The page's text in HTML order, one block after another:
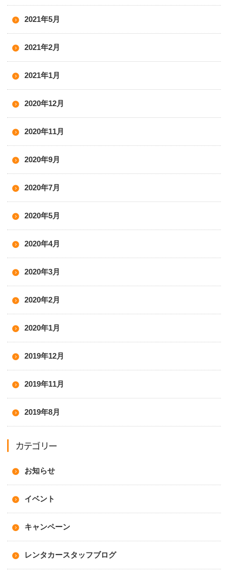
2021年5月
2021年2月
2021年1月
2020年12月
2020年11月
2020年9月
2020年7月
2020年5月
2020年4月
2020年3月
2020年2月
2020年1月
2019年12月
2019年11月
2019年8月
カテゴリー
お知らせ
イベント
キャンペーン
レンタカースタッフブログ